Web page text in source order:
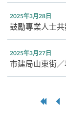
2025年3月28日
鼓勵專業人士
2025年3月27日
市建局山東街
第
上